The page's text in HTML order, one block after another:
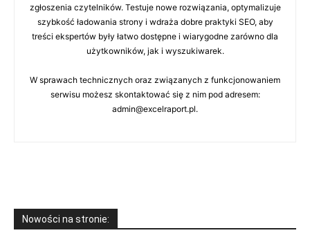
zgłoszenia czytelników. Testuje nowe rozwiązania, optymalizuje
szybkość ładowania strony i wdraża dobre praktyki SEO, aby
treści ekspertów były łatwo dostępne i wiarygodne zarówno dla
użytkowników, jak i wyszukiwarek.
W sprawach technicznych oraz związanych z funkcjonowaniem
serwisu możesz skontaktować się z nim pod adresem:
admin@excelraport.pl.
Nowości na stronie: